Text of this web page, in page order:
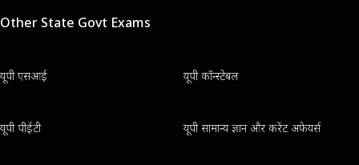
Other State Govt Exams
यूपी एसआई यूपी कॉन्स्टेबल
यूपी पीईटी यूपी सामान्य ज्ञान और करेंट अफेयर्स